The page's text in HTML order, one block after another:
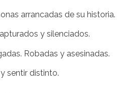
arrancadas de su historia.
y silenciados.
Robadas y asesinadas.
sentir distinto.